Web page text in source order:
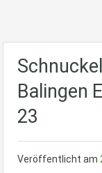
Balingen
23
Veröffentlicht am